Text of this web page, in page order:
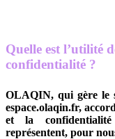
Quelle est l’utilité
confidentialité ?
OLAQIN, qui gère le
espace.olaqin.fr,
et la
représentent, pour